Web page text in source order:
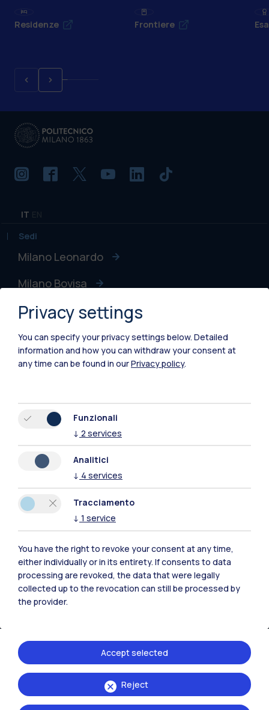
Residenze Frontiere
IT
Sedi
Milano Leonardo
Milano Bovisa
Cremona
Lecco
Mantova
Xi'an
Naviga il sito
Contattaci
Politecnico di Milano, Piazza Leonardo da Vinci 32, 20133 Milano | P.IVA
Privacy settings
You can specify your privacy settings below. Detailed
information and how you can withdraw your consent at
any time can be found in ourPrivacy policy.
Funzionali
↓ 2 services
Analitici
↓ 4 services
Tracciamento
↓ 1 service
You have the right to revoke your consent at any time,
either individually or in its entirety. If consents to data
processing are revoked, the data that were legally
collected up to the revocation can still be processed by
the provider.
Reject
Accept selected